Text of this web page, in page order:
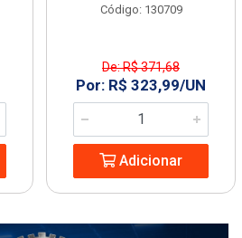
Código: 130709
De: R$ 371,68
Por: R$ 323,99/UN
Adicionar